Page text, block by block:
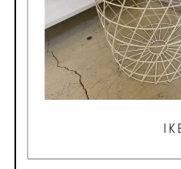
お問い合わせ